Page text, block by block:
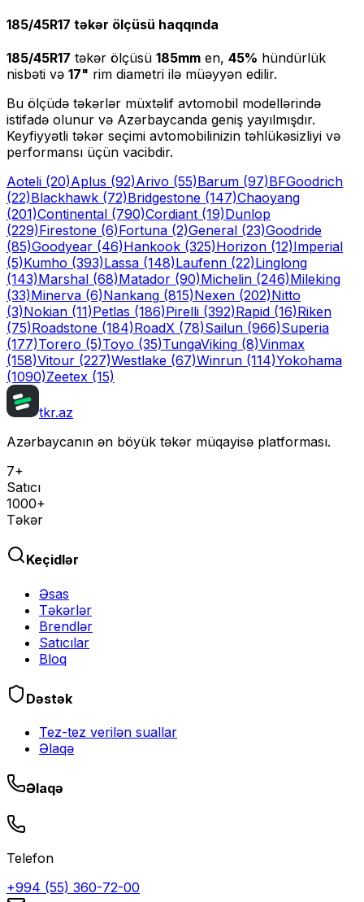
185/45R17 təkər ölçüsü haqqında
185/45R17 təkər ölçüsü 185mm en, 45% hündürlük
nisbəti və 17" rim diametri ilə müəyyən edilir.
Bu ölçüdə təkərlər müxtəlif avtomobil modellərində
istifadə olunur və Azərbaycanda geniş yayılmışdır.
Keyfiyyətli təkər seçimi avtomobilinizin təhlükəsizliyi və
performansı üçün vacibdir.
Aoteli (20)Aplus (92)Arivo (55)Barum (97)BFGoodrich
(22)Blackhawk (72)Bridgestone (147)Chaoyang
(201)Continental (790)Cordiant (19)Dunlop
(229)Firestone (6)Fortuna (2)General (23)Goodride
(85)Goodyear (46)Hankook (325)Horizon (12)Imperial
(5)Kumho (393)Lassa (148)Laufenn (22)Linglong
(143)Marshal (68)Matador (90)Michelin (246)Mileking
(33)Minerva (6)Nankang (815)Nexen (202)Nitto
(3)Nokian (11)Petlas (186)Pirelli (392)Rapid (16)Riken
(75)Roadstone (184)RoadX (78)Sailun (966)Superia
(177)Torero (5)Toyo (35)TungaViking (8)Vinmax
(158)Vitour (227)Westlake (67)Winrun (114)Yokohama
(1090)Zeetex (15)
tkr.az
Azərbaycanın ən böyük təkər müqayisə platforması.
7+
Satıcı
1000+
Təkər
Keçidlər
Əsas
Təkərlər
Brendlər
Satıcılar
Bloq
Dəstək
Tez-tez verilən suallar
Əlaqə
Əlaqə
Telefon
+994 (55) 360-72-00